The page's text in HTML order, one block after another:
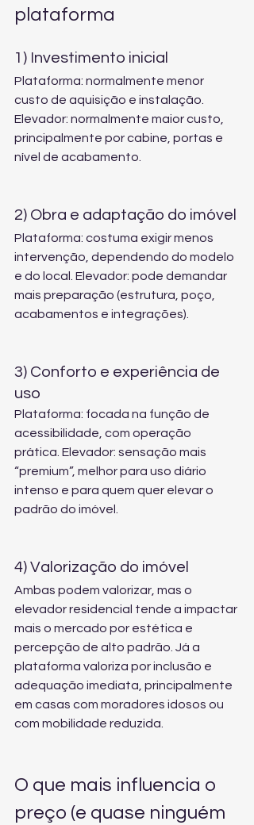
plataforma
1) Investimento inicial
Plataforma: normalmente menor
custo de aquisição e instalação.
Elevador: normalmente maior custo,
principalmente por cabine, portas e
nível de acabamento.
2) Obra e adaptação do imóvel
Plataforma: costuma exigir menos
intervenção, dependendo do modelo
e do local. Elevador: pode demandar
mais preparação (estrutura, poço,
acabamentos e integrações).
3) Conforto e experiência de
uso
Plataforma: focada na função de
acessibilidade, com operação
prática. Elevador: sensação mais
“premium”, melhor para uso diário
intenso e para quem quer elevar o
padrão do imóvel.
4) Valorização do imóvel
Ambas podem valorizar, mas o
elevador residencial tende a impactar
mais o mercado por estética e
percepção de alto padrão. Já a
plataforma valoriza por inclusão e
adequação imediata, principalmente
em casas com moradores idosos ou
com mobilidade reduzida.
O que mais influencia o
preço (e quase ninguém